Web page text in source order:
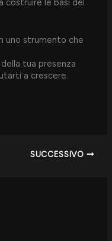
costruire le basi del
uno strumento che
tua presenza
a crescere.
SUCCESSIVO